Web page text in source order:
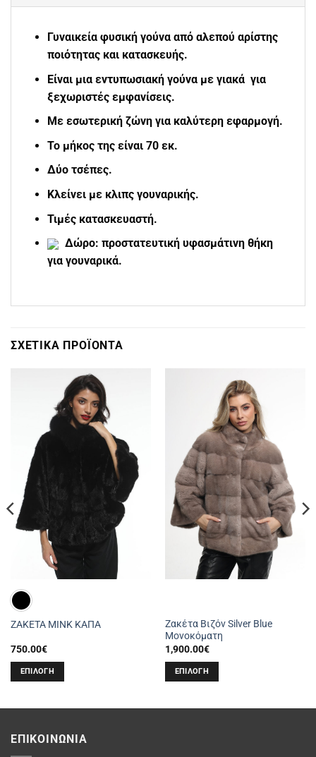
Γυναικεία φυσική γούνα από αλεπού αρίστης
ποιότητας και κατασκευής.
Είναι μια εντυπωσιακή γούνα με γιακά για
ξεχωριστές εμφανίσεις.
Με εσωτερική ζώνη για καλύτερη εφαρμογή.
Το μήκος της είναι 70 εκ.
Δύο τσέπες.
Κλείνει με κλιπς γουναρικής.
Τιμές κατασκευαστή.
Δώρο: προστατευτική υφασμάτινη θήκη
για γουναρικά.
ΣΧΕΤΙΚΆ ΠΡΟΪΌΝΤΑ
ΖΑΚΕΤΑ ΜΙΝΚ ΚΑΠΑ
750.00€
ΕΠΙΛΟΓΉ
έχει
Ζακέτα Βιζόν Silver Blue
Μονοκόματη
1,900.00€
ΕΠΙΛΟΓΉ
ΕΠΙΚΟΙΝΩΝΊΑ